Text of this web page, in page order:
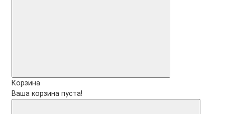
Корзина
Ваша корзина пуста!